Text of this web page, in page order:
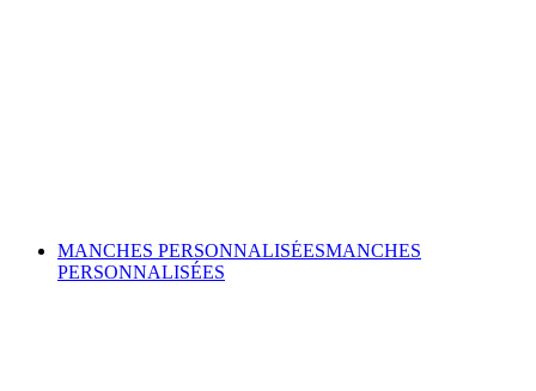
MANCHES PERSONNALISÉESMANCHES
PERSONNALISÉES